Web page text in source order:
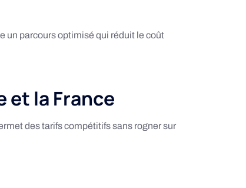
un parcours optimisé qui réduit le coût
et la France
des tarifs compétitifs sans rogner sur